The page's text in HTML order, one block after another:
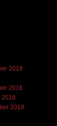
2018
2018
2018
2018